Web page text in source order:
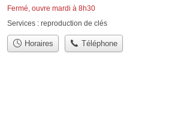
Fermé, ouvre mardi à 8h30
Services : reproduction de clés
Horaires Téléphone